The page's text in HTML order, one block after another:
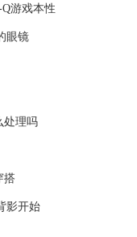
游戏本性
眼镜
处理吗
搭
影开始